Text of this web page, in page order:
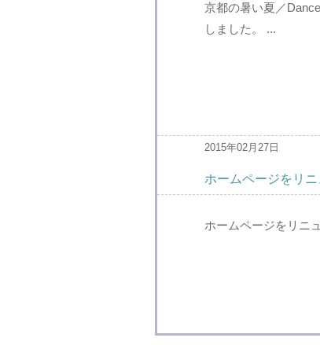
京都の暑い夏／
しました。 ...
2015年02月27日
ホームページをリ
ホームページをリニ